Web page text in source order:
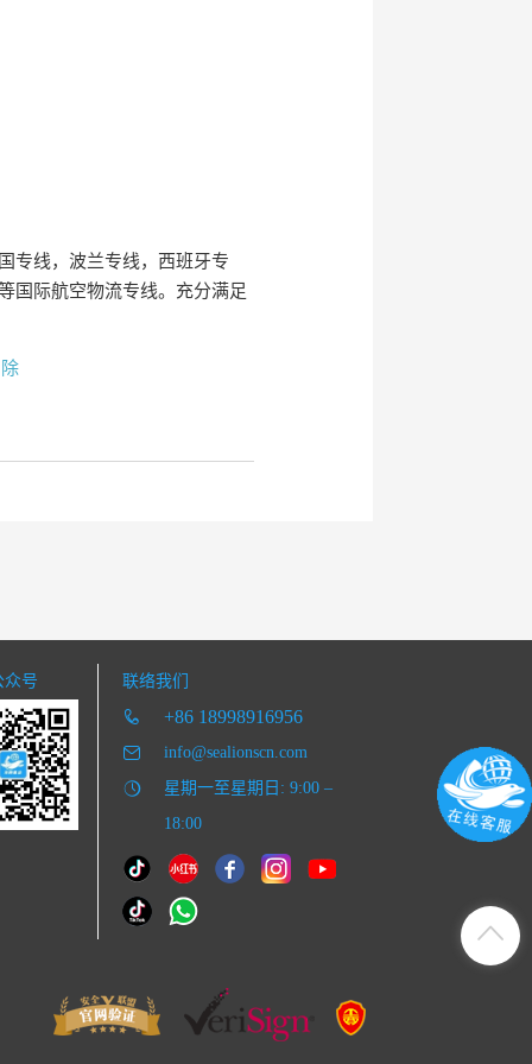
专线，波兰专线，西班牙专
国际航空物流专线。充分满足
众号 联络我们
+86 18998916956
info@sealionscn.com
星期一至星期日: 9:00 –
18:00